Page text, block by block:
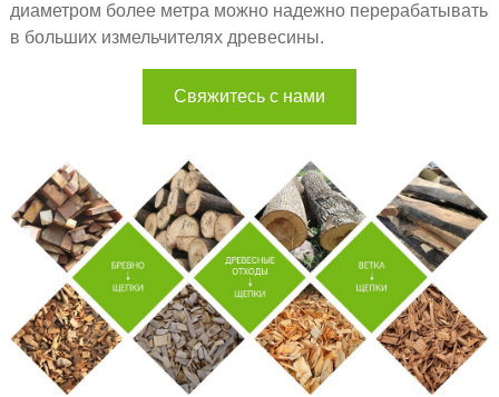
диаметром более метра можно надежно перерабатывать
в больших измельчителях древесины.
Свяжитесь с нами